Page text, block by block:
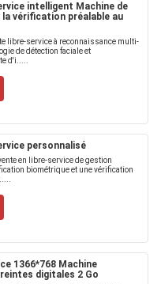
intelligent Machine de
vérification préalable au
libre-service à reconnaissance multi-
de détection faciale et
d'i.....
personnalisé
en libre-service de gestion
biométrique et une vérification
1366*768 Machine
digitales 2 Go